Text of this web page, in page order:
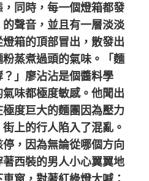
同時，每一個燈箱都發
聲音，並且有一層淡淡
箱的頂部冒出，散發出
蒸煮過頭的氣味。「麵
」廖沾沾是個醬料學
味都極度敏感。他聞出
度巨大的麵團因為壓力
上的行人陷入了混亂。
，因為無論從哪個方向
西裝的男人小心翼翼地